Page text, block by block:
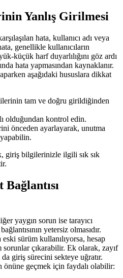
Yanlış Girilmesi
hata, kullanıcı adı veya
genellikle kullanıcıların
küçük harf duyarlılığını göz ardı
hata yapmasından kaynaklanır.
aşağıdaki hususlara dikkat
tam ve doğru girildiğinden
olduğundan kontrol edin.
önceden ayarlayarak, unutma
giriş bilgilerinizle ilgili sık sık
yaygın sorun ise tarayıcı
yetersiz olmasıdır.
sürüm kullanılıyorsa, hesap
çıkarabilir. Ek olarak, zayıf
giriş sürecini sekteye uğratır.
önüne geçmek için faydalı olabilir: